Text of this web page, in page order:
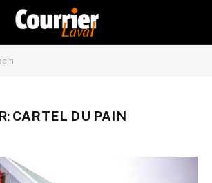
CARTEL DU PAIN